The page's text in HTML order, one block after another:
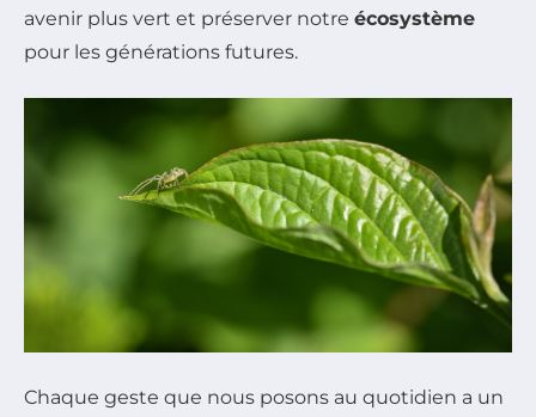
avenir plus vert et préserver notre écosystème
pour les générations futures.
Chaque geste que nous posons au quotidien a un